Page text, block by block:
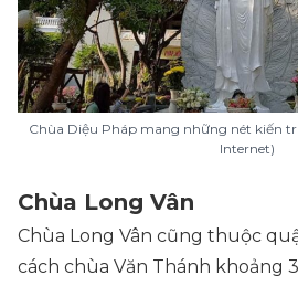
Chùa Diệu Pháp mang những nét kiến
Internet)
Chùa Long Vân
Chùa Long Vân cũng thuộc
cách chùa Văn Thánh khoảng